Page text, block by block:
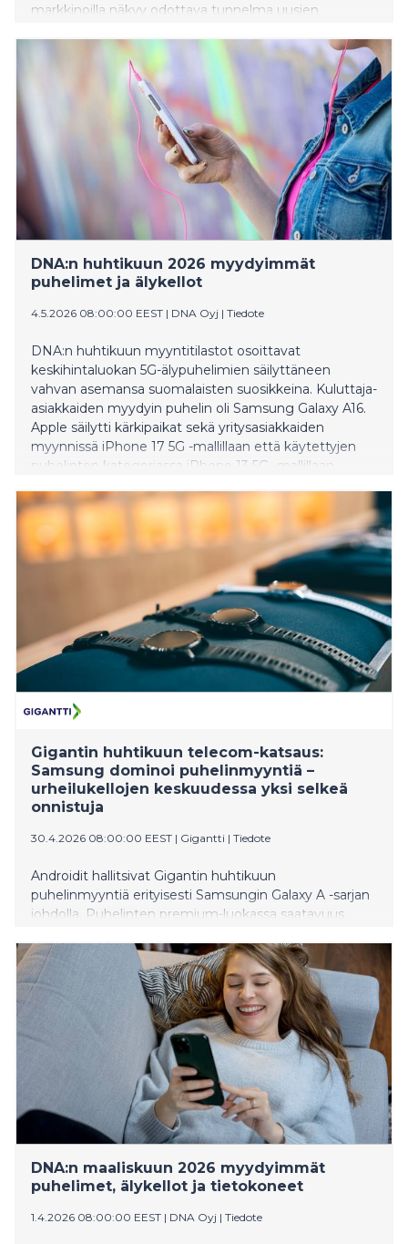
markkinoilla näkyy odottava tunnelma uusien
Pitkään odotettu Oura Ring 5 tuo markkinoille entistä
huomaamattomamman version suositusta
älysormuksesta. Myös aktiivisuusrannekkeet tekevät
DNA:n huhtikuun 2026 myydyimmät
puhelimet ja älykellot
4.5.2026 08:00:00 EEST | DNA Oyj | Tiedote
DNA:n huhtikuun myyntitilastot osoittavat
keskihintaluokan 5G-älypuhelimien säilyttäneen
vahvan asemansa suomalaisten suosikkeina. Kuluttaja-
asiakkaiden myydyin puhelin oli Samsung Galaxy A16.
Apple säilytti kärkipaikat sekä yritysasiakkaiden
myynnissä iPhone 17 5G -mallillaan että käytettyjen
puhelinten kategoriassa iPhone 13 5G -mallillaan.
kellopuhelin.
Gigantin huhtikuun telecom-katsaus:
Samsung dominoi puhelinmyyntiä –
urheilukellojen keskuudessa yksi selkeä
onnistuja
30.4.2026 08:00:00 EEST | Gigantti | Tiedote
Androidit hallitsivat Gigantin huhtikuun
puhelinmyyntiä erityisesti Samsungin Galaxy A -sarjan
johdolla. Puhelinten premium-luokassa saatavuus
vauhditti puettavan teknologian myyntiä, erityisesti
aktiivisuutta mittaavien urheilukellojen kysyntä kasvoi
selvästi. Äitienpäivänä 10.5. alkavan juhlakauden
suosikkihankinta on älykello, jonka myynnin odotetaan
nousevan toukokuussa huippuunsa.
DNA:n maaliskuun 2026 myydyimmät
puhelimet, älykellot ja tietokoneet
1.4.2026 08:00:00 EEST | DNA Oyj | Tiedote